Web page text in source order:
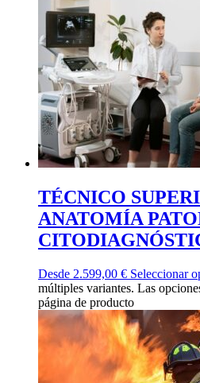
TÉCNICO
ANATOMÍA
Desde 2.599,00 € Seleccionar
múltiples variantes. Las
página de producto